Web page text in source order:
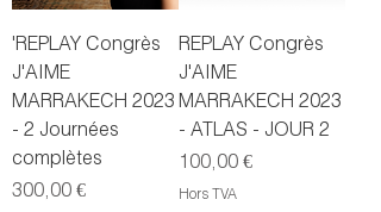
'REPLAY Congrès
J'AIME
MARRAKECH 2023
- 2 Journées
complètes
Prix
300,00 €
REPLAY Congrès
J'AIME
MARRAKECH 2023
- ATLAS - JOUR 2
Prix
100,00 €
Hors TVA